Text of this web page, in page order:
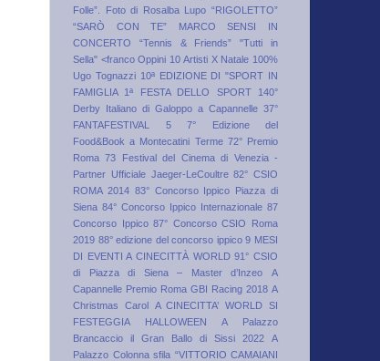
Folle”. Foto di Rosalba Lupo “RIGOLETTO”
“SARÒ CON TE” MARCO SENSI IN
CONCERTO
“Tennis & Friends”
"Tutti in
Sella" <franco Oppini 10 Artisti X Natale 100%
Ugo Tognazzi 10ª EDIZIONE DI "SPORT IN
FAMIGLIA 1ª FESTA DELLO SPORT
140°
Derby Italiano di Galoppo a Capannelle 37°
FANTAFESTIVAL
5
7° Edizione del
Food&Book a Montecatini Terme 72° Premio
Roma 73 Festival del Cinema di Venezia -
Partner Ufficiale Jaeger-LeCoultre 82° CSIO
ROMA 2014 83° Concorso Ippico Piazza di
Siena 84° Concorso Ippico Internazionale 87
Concorso Ippico 87° Concorso CSIO Roma
2019 88° edizione del concorso ippico 9 MESI
DI EVENTI A CINECITTÀ WORLD 91° CSIO
di Piazza di Siena – Master d’Inzeo
A
Capannelle Premio Roma GBI Racing 2018 A
Christmas Carol A CINECITTA’ WORLD SI
FESTEGGIA HALLOWEEN
A Palazzo
Brancaccio il Gran Ballo di Sissi 2022
A
Palazzo Colonna sfila “VITTORIO CAMAIANI